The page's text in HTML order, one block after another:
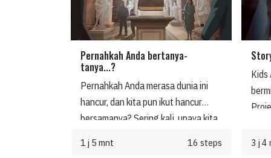
Pernahkah Anda bertanya-
tanya...?
Pernahkah Anda merasa dunia ini
hancur, dan kita pun ikut hancur
bersamanya? Sering kali, upaya kita
kita sendiri hanya akan menimbulkan
1 j 5 mnt 16 steps
Kids
3 j 4